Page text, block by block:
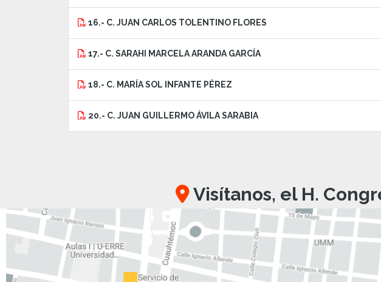
16.- C. JUAN CARLOS TOLENTINO FLORES
17.- C. SARAHI MARCELA ARANDA GARCÍA
18.- C. MARÍA SOL INFANTE PÉREZ
20.- C. JUAN GUILLERMO ÁVILA SARABIA
Visítanos, el H.